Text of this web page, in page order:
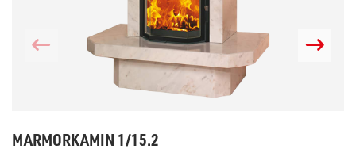
MARMORKAMIN 1/15.2